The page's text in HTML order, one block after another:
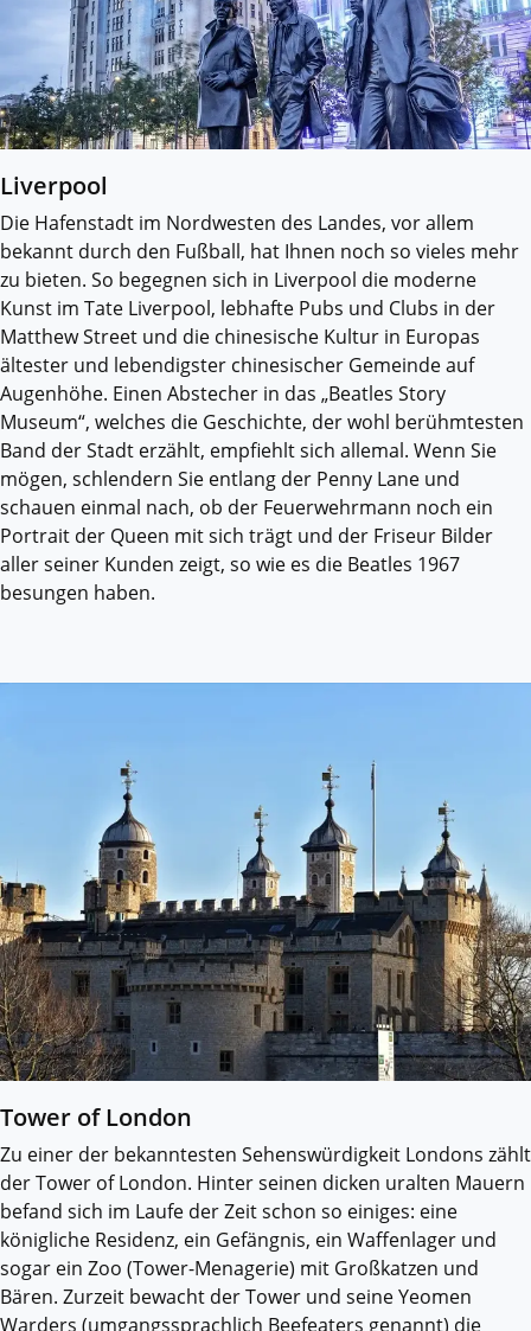
Liverpool
Die Hafenstadt im Nordwesten des Landes, vor allem
bekannt durch den Fußball, hat Ihnen noch so vieles mehr
zu bieten. So begegnen sich in Liverpool die moderne
Kunst im Tate Liverpool, lebhafte Pubs und Clubs in der
Matthew Street und die chinesische Kultur in Europas
ältester und lebendigster chinesischer Gemeinde auf
Augenhöhe. Einen Abstecher in das „Beatles Story
Museum“, welches die Geschichte, der wohl berühmtesten
Band der Stadt erzählt, empfiehlt sich allemal. Wenn Sie
mögen, schlendern Sie entlang der Penny Lane und
schauen einmal nach, ob der Feuerwehrmann noch ein
Portrait der Queen mit sich trägt und der Friseur Bilder
aller seiner Kunden zeigt, so wie es die Beatles 1967
besungen haben.
Tower of London
Zu einer der bekanntesten Sehenswürdigkeit Londons zählt
der Tower of London. Hinter seinen dicken uralten Mauern
befand sich im Laufe der Zeit schon so einiges: eine
königliche Residenz, ein Gefängnis, ein Waffenlager und
sogar ein Zoo (Tower-Menagerie) mit Großkatzen und
Bären. Zurzeit bewacht der Tower und seine Yeomen
Warders (umgangssprachlich Beefeaters genannt) die